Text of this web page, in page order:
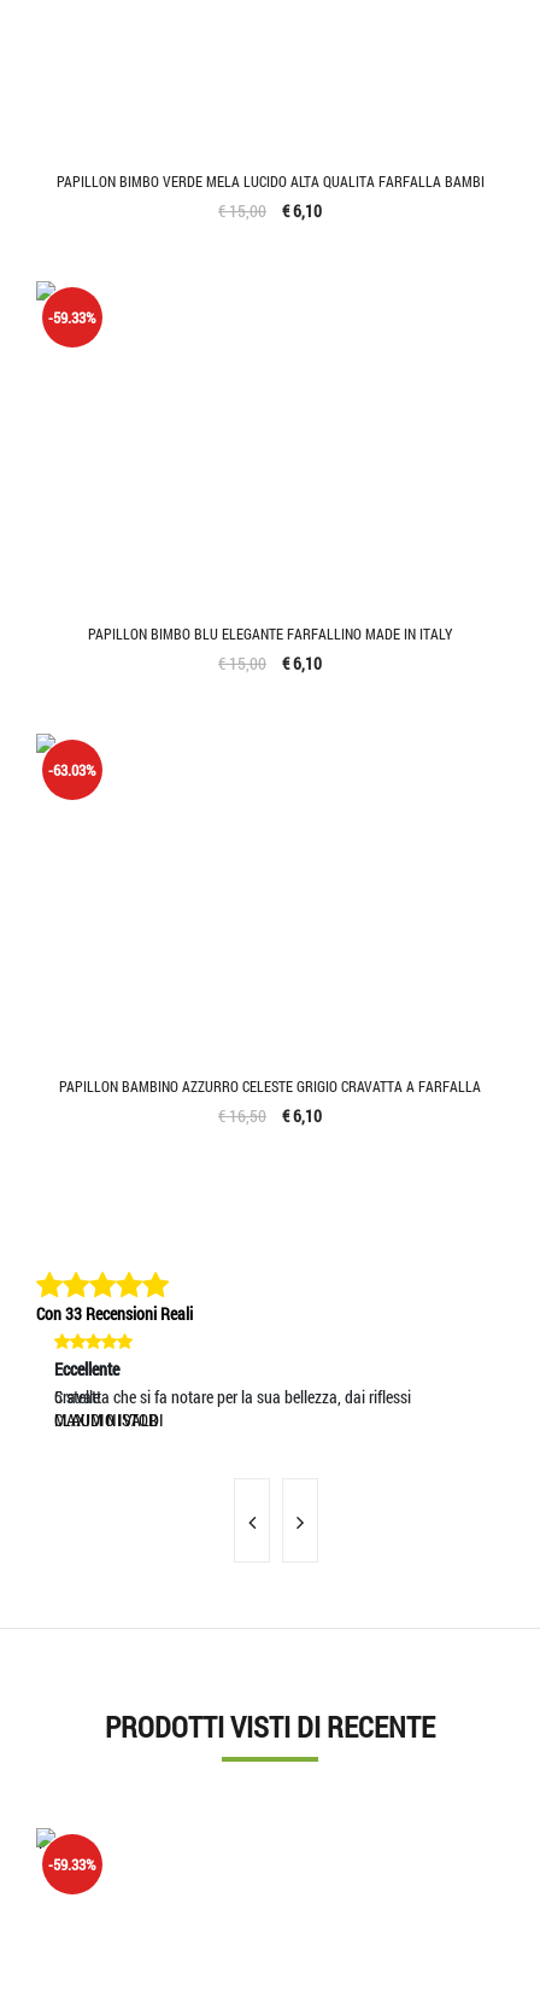
PAPILLON BIMBO VERDE MELA LUCIDO ALTA QUALITA FARFALLA BAMBI
€ 15,00 € 6,10
PAPILLON BIMBO BLU ELEGANTE FARFALLINO MADE IN ITALY
-59.33%
€ 15,00 € 6,10
PAPILLON BAMBINO AZZURRO CELESTE GRIGIO CRAVATTA A FARFALLA
-63.03%
€ 16,50 € 6,10
Con 33 Recensioni Reali
Eccellente
5 stelle
MAXIM NISTOR
Eccellente
Cravatta che si fa notare per la sua bellezza, dai riflessi
CLAUDIO IVALDI
PRODOTTI VISTI DI RECENTE
'.'
-59.33%